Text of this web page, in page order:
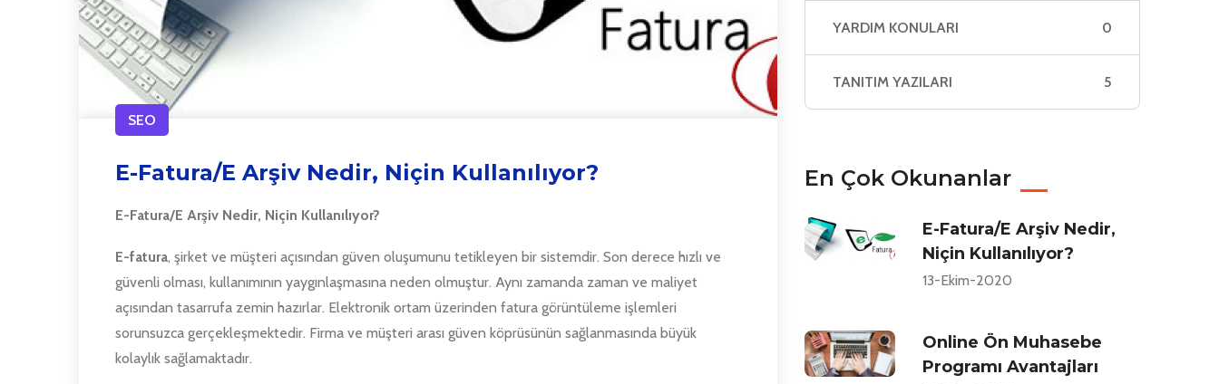
SEO
E-Fatura/E Arşiv Nedir, Niçin Kullanılıyor?
E-Fatura/E Arşiv Nedir, Niçin Kullanılıyor?
E-fatura, şirket ve müşteri açısından güven oluşumunu tetikleyen bir sistemdir. Son derece hızlı ve
güvenli olması, kullanımının yaygınlaşmasına neden olmuştur. Aynı zamanda zaman ve maliyet
açısından tasarrufa zemin hazırlar. Elektronik ortam üzerinden fatura görüntüleme işlemleri
sorunsuzca gerçekleşmektedir. Firma ve müşteri arası güven köprüsünün sağlanmasında büyük
kolaylık sağlamaktadır.
YARDIM KONULARI 0
TANITIM YAZILARI 5
En Çok Okunanlar
E-Fatura/E Arşiv Nedir,
Niçin Kullanılıyor?
13-Ekim-2020
Online Ön Muhasebe
Programı Avantajları